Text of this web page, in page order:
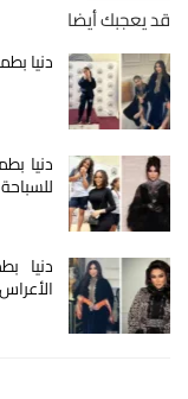
قد يعجبك أيضا
دنيا
دنيا
للسباحة
دنيا